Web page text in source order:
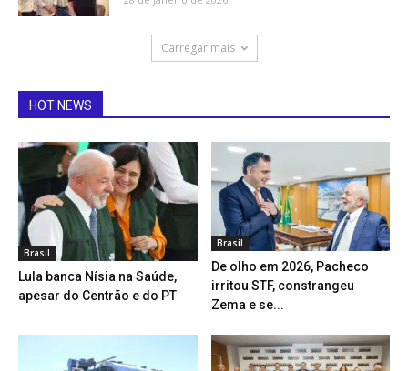
Carregar mais
HOT NEWS
Brasil
Lula banca Nísia na Saúde,
apesar do Centrão e do PT
Brasil
De olho em 2026, Pacheco
irritou STF, constrangeu
Zema e se...